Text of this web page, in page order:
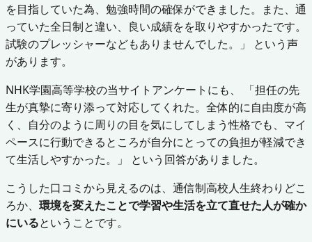
を目指していた為、勉強時間の確保ができました。また、通
っていた全日制と違い、良い成績をを取りやすかったです。
試験のプレッシャーなどもありませんでした。」 という声
があります。
NHK学園高等学校の当サイトアンケートにも、 「担任の先
生が真摯に寄り添って対応してくれた。全体的に自由度が高
く、自分のように周りの目を気にしてしまう性格でも、マイ
ペースに行動できるところが自分にとっての負担が軽減でき
て生活しやすかった。」 という回答がありました。
こうした口コミから見えるのは、通信制高校人生終わりどこ
ろか、 環境を変えたことで学習や生活を立て直せた人が確か
にいるということです。